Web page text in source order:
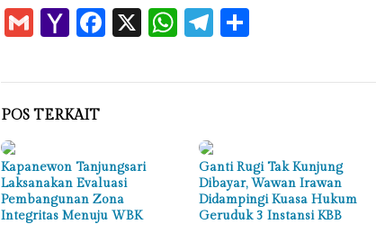
GmailYahoo
Mail
Facebook
X WhatsApp
Telegram
POS TERKAIT
Kapanewon Tanjungsari
Laksanakan Evaluasi
Pembangunan Zona
Integritas Menuju WBK
Ganti Rugi Tak Kunjung
Dibayar, Wawan Irawan
Didampingi Kuasa Hukum
Geruduk 3 Instansi KBB